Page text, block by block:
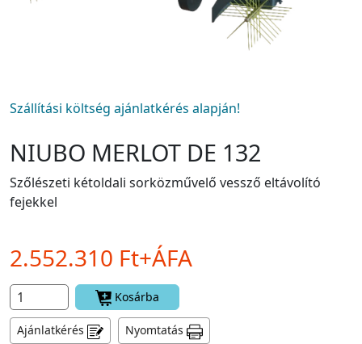
Szállítási költség ajánlatkérés alapján!
NIUBO MERLOT DE 132
Szőlészeti kétoldali sorközművelő vessző eltávolító
fejekkel
2.552.310 Ft+ÁFA
Kosárba
Ajánlatkérés Nyomtatás